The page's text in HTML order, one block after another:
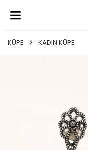
KÜPE KADIN KÜPE